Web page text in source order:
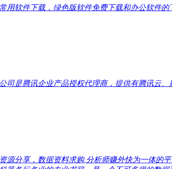
用软件下载，绿色版软件免费下载和办公软件的
司是腾讯企业产品授权代理商，提供有腾讯云
源分享，数据资料求购,分析师赚外快为一体的